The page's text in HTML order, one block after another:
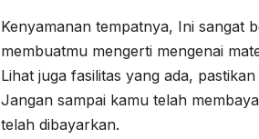
Kenyamanan tempatnya, Ini sangat
membuatmu mengerti mengenai
Lihat juga fasilitas yang ada,
Jangan sampai kamu telah
telah dibayarkan.